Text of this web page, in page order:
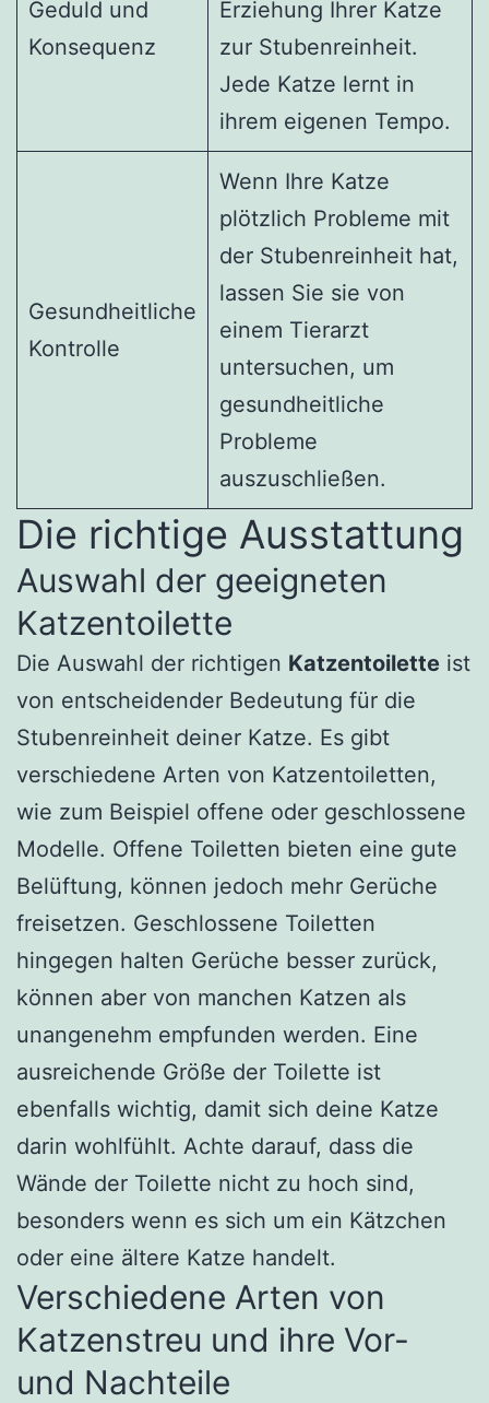
Geduld und
Konsequenz
Erziehung Ihrer Katze
zur Stubenreinheit.
Jede Katze lernt in
ihrem eigenen Tempo.
Gesundheitliche
Kontrolle
Wenn Ihre Katze
plötzlich Probleme mit
der Stubenreinheit hat,
lassen Sie sie von
einem Tierarzt
untersuchen, um
gesundheitliche
Probleme
auszuschließen.
Die richtige Ausstattung
Auswahl der geeigneten
Katzentoilette
Die Auswahl der richtigen Katzentoilette ist
von entscheidender Bedeutung für die
Stubenreinheit deiner Katze. Es gibt
verschiedene Arten von Katzentoiletten,
wie zum Beispiel offene oder geschlossene
Modelle. Offene Toiletten bieten eine gute
Belüftung, können jedoch mehr Gerüche
freisetzen. Geschlossene Toiletten
hingegen halten Gerüche besser zurück,
können aber von manchen Katzen als
unangenehm empfunden werden. Eine
ausreichende Größe der Toilette ist
ebenfalls wichtig, damit sich deine Katze
darin wohlfühlt. Achte darauf, dass die
Wände der Toilette nicht zu hoch sind,
besonders wenn es sich um ein Kätzchen
oder eine ältere Katze handelt.
Verschiedene Arten von
Katzenstreu und ihre Vor-
und Nachteile